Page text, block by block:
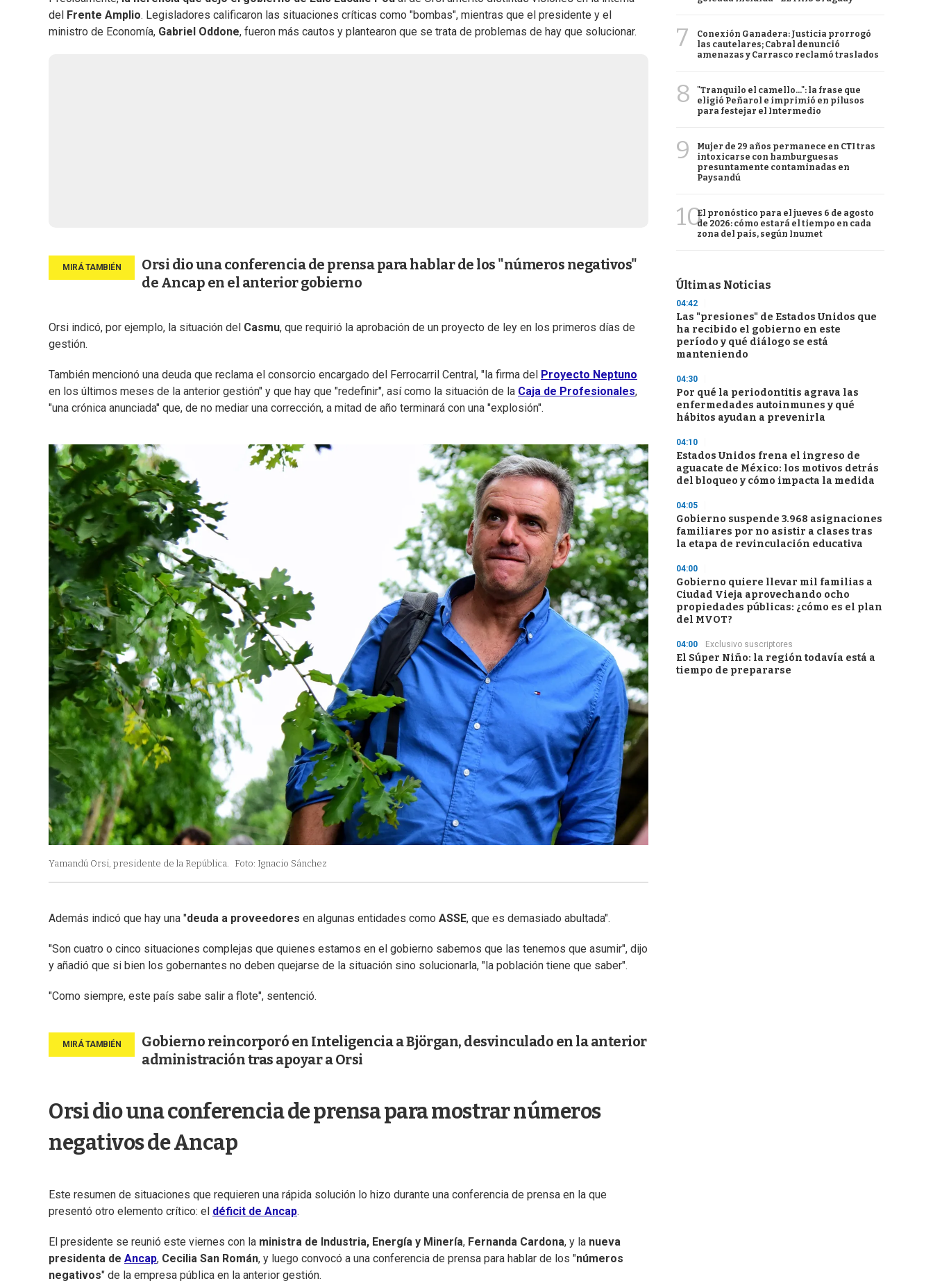
del
Frente Amplio. Legisladores calificaron las situaciones críticas como "bombas", mientras que el presidente y el
ministro de Economía, Gabriel Oddone, fueron más cautos y plantearon que se trata de problemas de hay que solucionar.
Orsi dio una conferencia de prensa para hablar de los "números negativos"
de Ancap en el anterior gobierno
Orsi indicó, por ejemplo, la situación del Casmu, que requirió la aprobación de un proyecto de ley en los primeros días de
gestión.
También mencionó una deuda que reclama el consorcio encargado del Ferrocarril Central, "la firma del
Proyecto Neptuno
en los últimos meses de la anterior gestión" y que hay que "redefinir", así como la situación de la Caja de Profesionales,
"una crónica anunciada" que, de no mediar una corrección, a mitad de año terminará con una "explosión".
Yamandú Orsi, presidente de la República. Foto: Ignacio Sánchez
Además indicó que hay una "deuda a proveedores en algunas entidades como ASSE, que es demasiado abultada".
"Son cuatro o cinco situaciones complejas que quienes estamos en el gobierno sabemos que las tenemos que asumir", dijo
y añadió que si bien los gobernantes no deben quejarse de la situación sino solucionarla, "la población tiene que saber".
"Como siempre, este país sabe salir a flote", sentenció.
Gobierno reincorporó en Inteligencia a Björgan, desvinculado en la anterior
administración tras apoyar a Orsi
Orsi dio una conferencia de prensa para mostrar números
negativos de Ancap
Este resumen de situaciones que requieren una rápida solución lo hizo durante una conferencia de prensa en la que
presentó otro elemento crítico: el déficit de Ancap.
El presidente se reunió este viernes con la ministra de Industria, Energía y Minería, Fernanda Cardona, y la nueva
presidenta de Ancap, Cecilia San Román, y luego convocó a una conferencia de prensa para hablar de los "números
negativos" de la empresa pública en la anterior gestión.
7
Conexión Ganadera: Justicia prorrogó
las cautelares; Cabral denunció
amenazas y Carrasco reclamó traslados
8
"Tranquilo el camello...": la frase que
eligió Peñarol e imprimió en pilusos
para festejar el Intermedio
9
Mujer de 29 años permanece en CTI tras
intoxicarse con hamburguesas
presuntamente contaminadas en
Paysandú
10El pronóstico para el jueves 6 de agosto
de 2026: cómo estará el tiempo en cada
zona del país, según Inumet
Últimas Noticias
04:42
Las "presiones" de Estados Unidos que
ha recibido el gobierno en este
período y qué diálogo se está
manteniendo
04:30
Por qué la periodontitis agrava las
enfermedades autoinmunes y qué
hábitos ayudan a prevenirla
04:10
Estados Unidos frena el ingreso de
aguacate de México: los motivos detrás
del bloqueo y cómo impacta la medida
04:05
Gobierno suspende 3.968 asignaciones
familiares por no asistir a clases tras
la etapa de revinculación educativa
04:00
Gobierno quiere llevar mil familias a
Ciudad Vieja aprovechando ocho
propiedades públicas: ¿cómo es el plan
del MVOT?
04:00 Exclusivo suscriptores
El Súper Niño: la región todavía está a
tiempo de prepararse